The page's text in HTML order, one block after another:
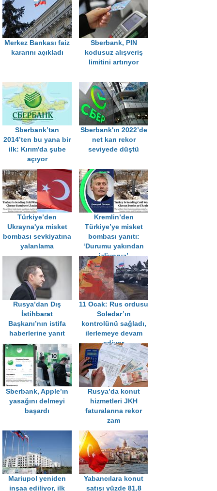
Merkez Bankası faiz
kararını açıkladı
Sberbank, PIN
kodusuz alışveriş
limitini artırıyor
Sberbank’tan
2014’ten bu yana bir
ilk: Kırım'da şube
açıyor
Sberbank'ın 2022’de
net karı rekor
seviyede düştü
Türkiye’den
Ukrayna'ya misket
bombası sevkiyatına
yalanlama
Kremlin’den
Türkiye’ye misket
bombası yanıtı:
‘Durumu yakından
izliyoruz’
Rusya’dan Dış
İstihbarat
Başkanı’nın istifa
haberlerine yanıt
11 Ocak: Rus ordusu
Soledar’ın
kontrolünü sağladı,
ilerlemeye devam
ediyor
Sberbank, Apple’ın
yasağını delmeyi
başardı
Rusya’da konut
hizmetleri JKH
faturalarına rekor
zam
Mariupol yeniden
inşaa ediliyor, ilk
Yabancılara konut
satışı yüzde 81,8